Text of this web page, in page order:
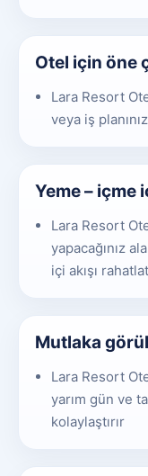
Otel için öne
Lara Resort
veya iş
Yeme – içme
Lara Resort
yapacağınız
içi akışı
Mutlaka
Lara Resort
yarım gün ve
kolaylaştırır